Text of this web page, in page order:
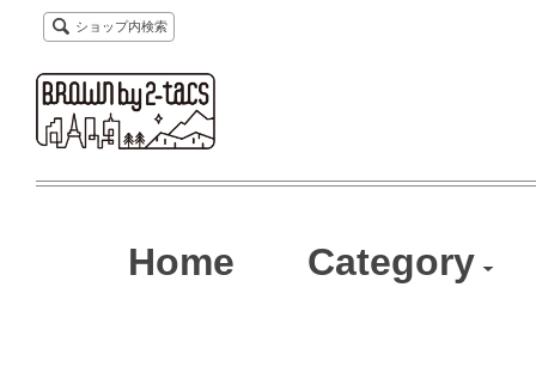
ショップ内検索
Home Category